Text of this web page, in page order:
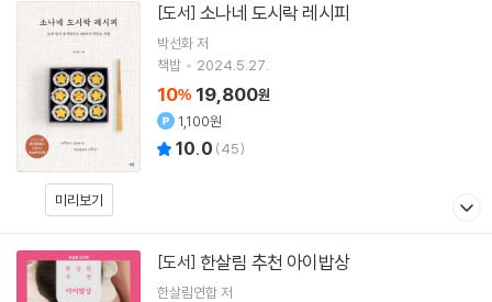
미리보기
[도서] 소나네 도시락 레시피
박선화저
책밥
2024.5.27.
10% 19,800원
1,100원
10.0 (45)
[도서] 한살림 추천 아이밥상
한살림연합저